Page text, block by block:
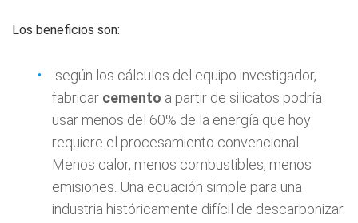
Los beneficios son:
según los cálculos del equipo investigador,
fabricar cemento a partir de silicatos podría
usar menos del 60% de la energía que hoy
requiere el procesamiento convencional.
Menos calor, menos combustibles, menos
emisiones. Una ecuación simple para una
industria históricamente difícil de descarbonizar.